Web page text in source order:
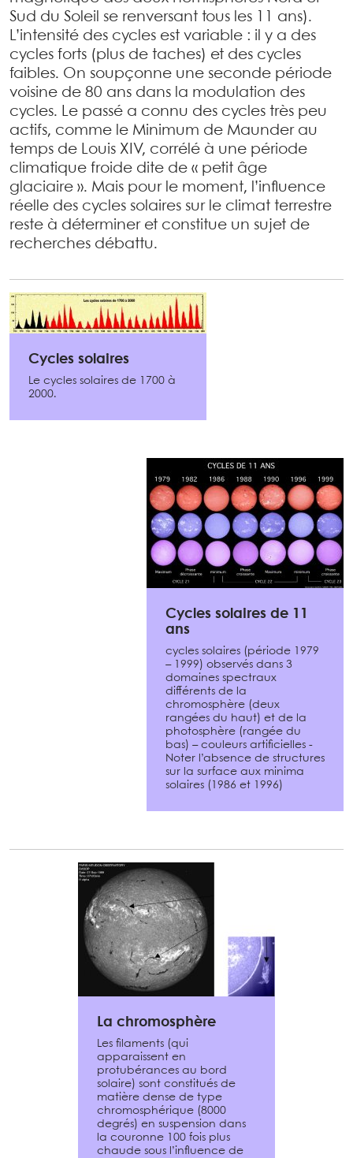
Sud du Soleil se renversant tous les 11 ans).
L’intensité des cycles est variable : il y a des
cycles forts (plus de taches) et des cycles
faibles. On soupçonne une seconde période
voisine de 80 ans dans la modulation des
cycles. Le passé a connu des cycles très peu
actifs, comme le Minimum de Maunder au
temps de Louis XIV, corrélé à une période
climatique froide dite de « petit âge
glaciaire ». Mais pour le moment, l’influence
réelle des cycles solaires sur le climat terrestre
reste à déterminer et constitue un sujet de
recherches débattu.
Cycles solaires
Le cycles solaires de 1700 à
2000.
Cycles solaires de 11
ans
cycles solaires (période 1979
– 1999) observés dans 3
domaines spectraux
différents de la
chromosphère (deux
rangées du haut) et de la
photosphère (rangée du
bas) – couleurs artificielles -
Noter l’absence de structures
sur la surface aux minima
solaires (1986 et 1996)
La chromosphère
Les filaments (qui
apparaissent en
protubérances au bord
solaire) sont constitués de
matière dense de type
chromosphérique (8000
degrés) en suspension dans
la couronne 100 fois plus
chaude sous l’influence de